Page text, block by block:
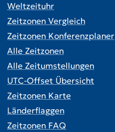
Weltzeituhr
Zeitzonen Vergleich
Zeitzonen Konferenzplaner
Alle Zeitzonen
Alle Zeitumstellungen
UTC-Offset Übersicht
Zeitzonen Karte
Länderflaggen
Zeitzonen FAQ